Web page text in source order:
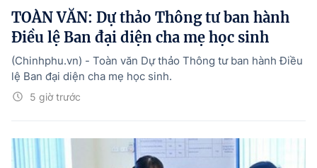
TOÀN VĂN: Dự thảo Thông tư ban hành
Điều lệ Ban đại diện cha mẹ học sinh
5 giờ trước
(Chinhphu.vn) - Toàn văn Dự thảo Thông tư ban hành Điều
lệ Ban đại diện cha mẹ học sinh.